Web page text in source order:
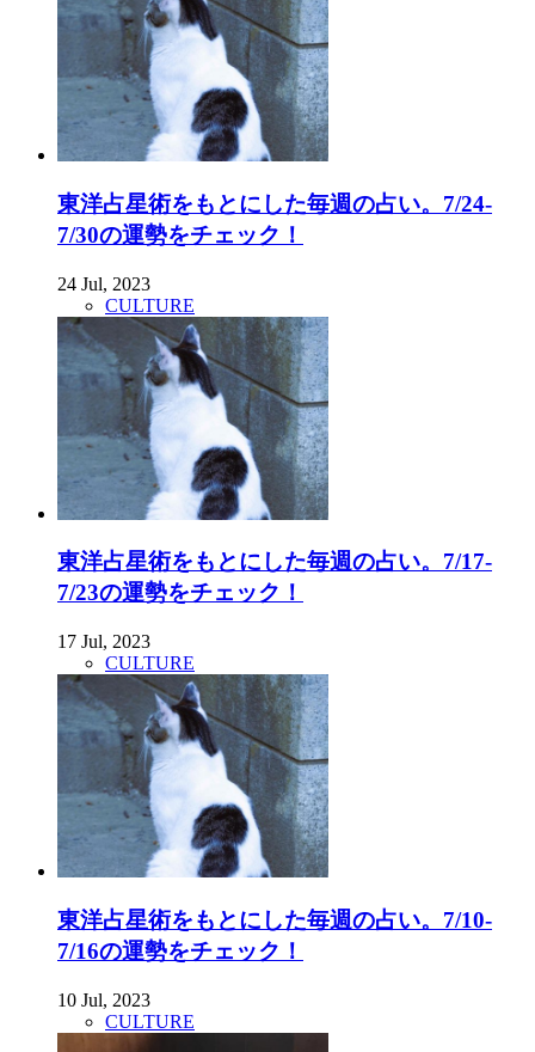
東洋占星術をもとにした毎週の占い。7/24-
7/30の運勢をチェック！
24 Jul, 2023
CULTURE
東洋占星術をもとにした毎週の占い。7/17-
7/23の運勢をチェック！
17 Jul, 2023
CULTURE
東洋占星術をもとにした毎週の占い。7/10-
7/16の運勢をチェック！
10 Jul, 2023
CULTURE